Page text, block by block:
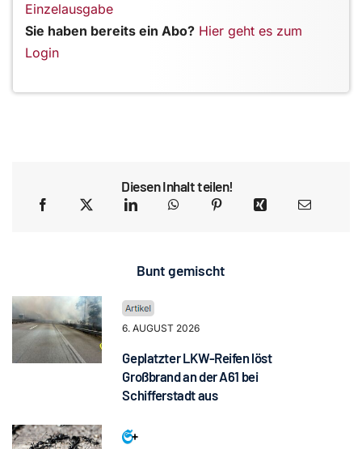
Einzelausgabe
Sie haben bereits ein Abo? Hier geht es zum
Login
Diesen Inhalt teilen!
Bunt gemischt
6. AUGUST 2026
Geplatzter LKW-Reifen löst
Großbrand an der A61 bei
Schifferstadt aus